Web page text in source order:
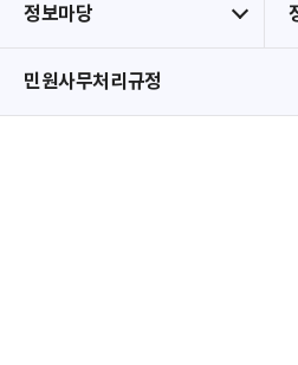
정보마당
민원사무처리규정